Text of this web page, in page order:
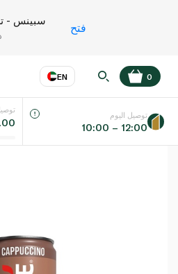
سبينس -
فتح
EN
اللغة عر
0
توصيل اليوم
10:00 – 12:00